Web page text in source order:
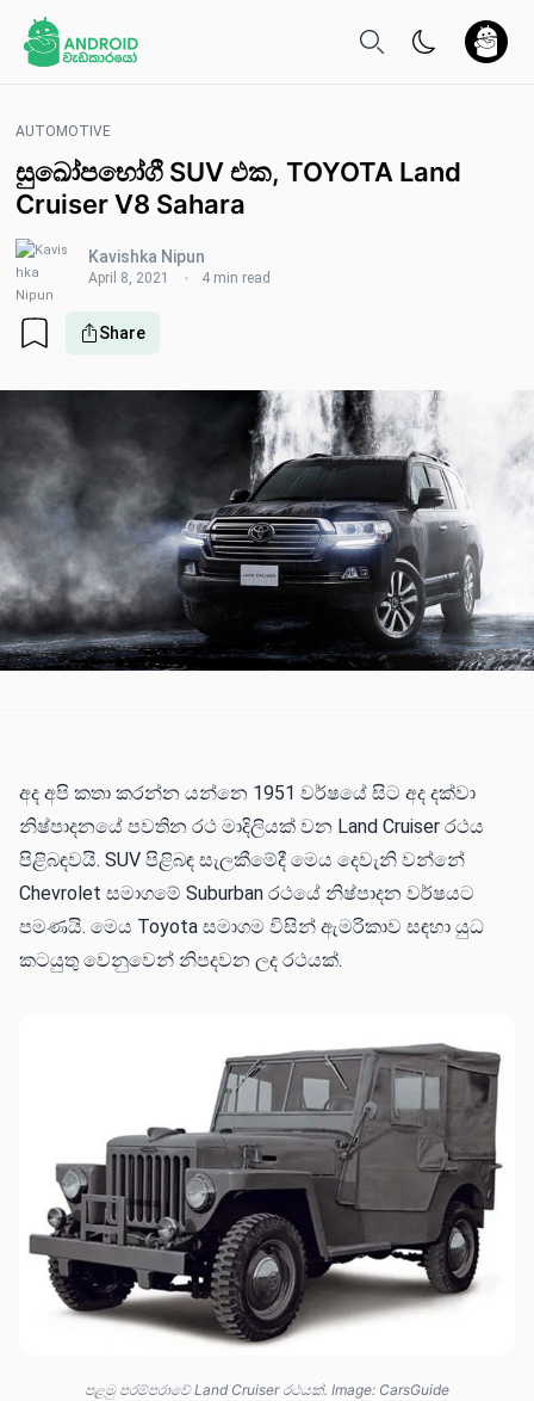
AUTOMOTIVE
සුඛෝපභෝගී SUV එක, TOYOTA Land
Cruiser V8 Sahara
Kavishka Nipun
April 8, 2021 4 min read
Share
අද අපි කතා කරන්න යන්නෙ 1951 වර්ෂයේ සිට අද දක්වා
නිෂ්පාදනයේ පවතින රථ මාදිලියක් වන Land Cruiser රථය
පිළිබඳවයි. SUV පිළිබඳ සැලකීමේදී මෙය දෙවැනි වන්නේ
Chevrolet සමාගමේ Suburban රථයේ නිෂ්පාදන වර්ෂයට
පමණයි. මෙය Toyota සමාගම විසින් ඇමරිකාව සඳහා යුධ
කටයුතු වෙනුවෙන් නිපදවන ලද රථයක්.
පළමු පරම්පරාවේ Land Cruiser රථයක්. Image: CarsGuide